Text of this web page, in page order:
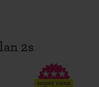
2s
super cena